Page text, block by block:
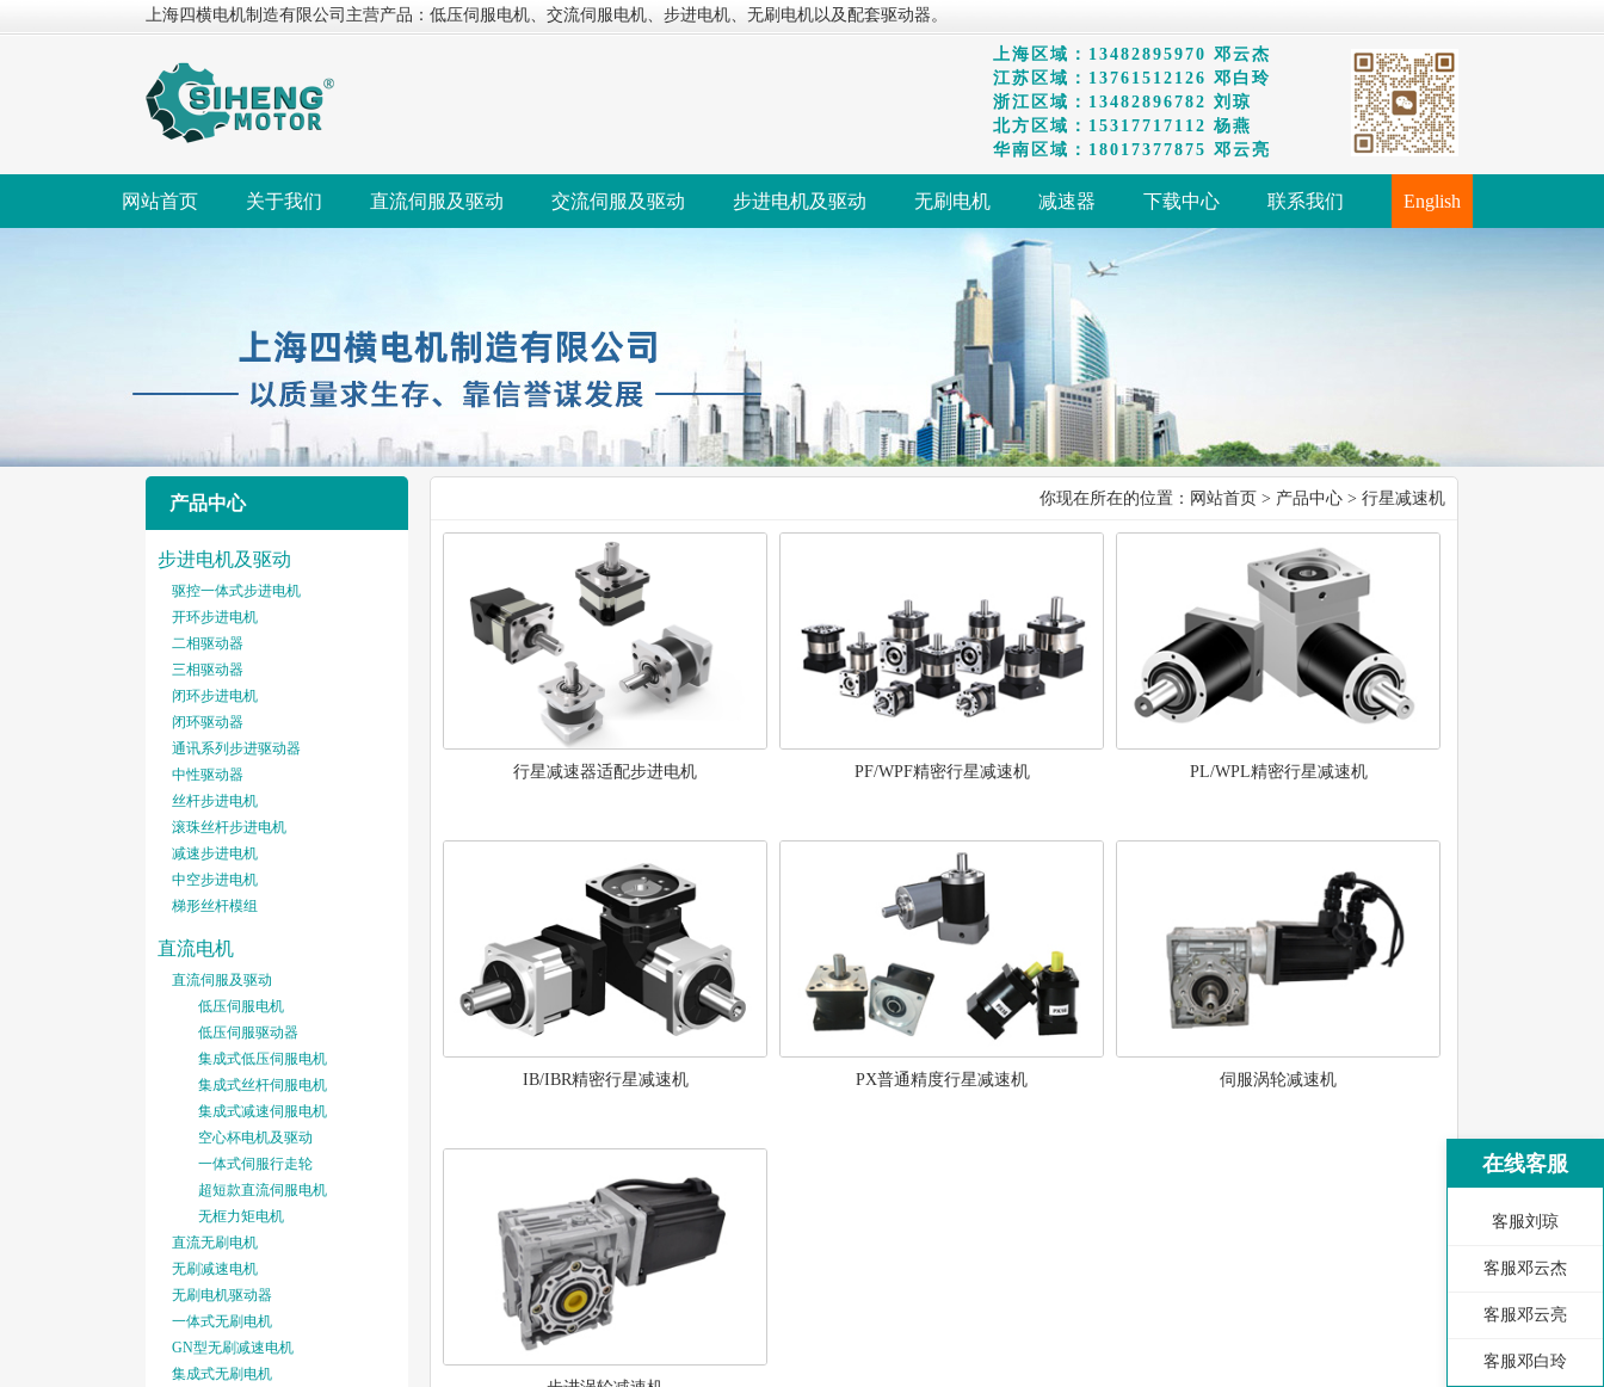
上海四横电机制造有限公司主营产品：低压伺服电机、交流伺服电机、步进电机、无刷电机以及配套驱动器。
上海区域：13482895970 邓云杰
江苏区域：13761512126 邓白玲
浙江区域：13482896782 刘琼
北方区域：15317717112 杨燕
华南区域：18017377875 邓云亮
网站首页 关于我们 直流伺服及驱动 交流伺服及驱动 步进电机及驱动 无刷电机 减速器 下载中心 联系我们 English
产品中心
步进电机及驱动
驱控一体式步进电机
开环步进电机
二相驱动器
三相驱动器
闭环步进电机
闭环驱动器
通讯系列步进驱动器
中性驱动器
丝杆步进电机
滚珠丝杆步进电机
减速步进电机
中空步进电机
梯形丝杆模组
直流电机
直流伺服及驱动
低压伺服电机
低压伺服驱动器
集成式低压伺服电机
集成式丝杆伺服电机
集成式减速伺服电机
空心杯电机及驱动
一体式伺服行走轮
超短款直流伺服电机
无框力矩电机
直流无刷电机
无刷减速电机
无刷电机驱动器
一体式无刷电机
GN型无刷减速电机
集成式无刷电机
你现在所在的位置： 网站首页 > 产品中心 > 行星减速机
行星减速器适配步进电机 PF/WPF精密行星减速机 PL/WPL精密行星减速机
IB/IBR精密行星减速机 PX普通精度行星减速机 伺服涡轮减速机
在线客服
客服刘琼
客服邓云杰
客服邓云亮
客服邓白玲